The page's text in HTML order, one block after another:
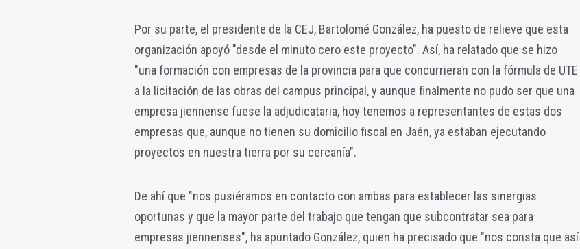
Por su parte, el presidente de la CEJ, Bartolomé González, ha puesto de relieve que esta
organización apoyó "desde el minuto cero este proyecto". Así, ha relatado que se hizo
"una formación con empresas de la provincia para que concurrieran con la fórmula de UTE
a la licitación de las obras del campus principal, y aunque finalmente no pudo ser que una
empresa jiennense fuese la adjudicataria, hoy tenemos a representantes de estas dos
empresas que, aunque no tienen su domicilio fiscal en Jaén, ya estaban ejecutando
proyectos en nuestra tierra por su cercanía".
De ahí que "nos pusiéramos en contacto con ambas para establecer las sinergias
oportunas y que la mayor parte del trabajo que tengan que subcontratar sea para
empresas jiennenses", ha apuntado González, quien ha precisado que "nos consta que así